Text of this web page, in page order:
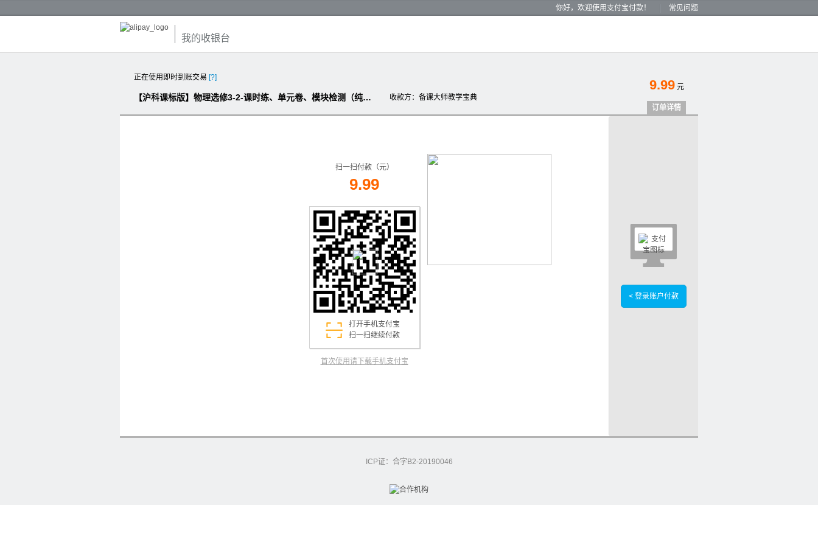
常见问题
你好，欢迎使用支付宝付款！
我的收银台
正在使用即时到账交易 [?]
【沪科课标版】物理选修3-2-课时练、单元卷、模块检测（纯Word版，含答案解析） 收款方：备课大师教学宝典
9.99 元
订单详情
扫一扫付款（元）
9.99
打开手机支付宝
扫一扫继续付款
首次使用请下载手机支付宝

< 登录账户付款
ICP证：合字B2-20190046